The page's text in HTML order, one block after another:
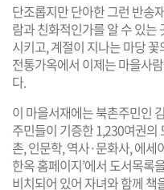
단조롭지만 단아한 그런 반송
람과 친화적인가를 알 수 있는
시키고, 계절이 지나는 마당
전통가옥에서 이제는 마을사
다.
이 마을서재에는 북촌주민인
주민들이 기증한 1,230여권의
촌, 인문학, 역사·문화사, 에세
한옥 홈페이지’에서 도서목록
비치되어 있어 자녀와 함께 책